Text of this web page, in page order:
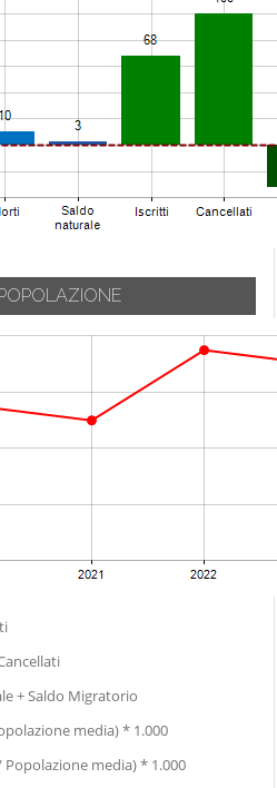
+ Saldo Migratorio
media) * 1.000
media) * 1.000